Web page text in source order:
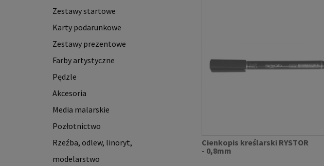
Zestawy startowe
Karty podarunkowe
Zestawy prezentowe
Farby artystyczne
Pędzle
Akcesoria
Media malarskie
Pozłotnictwo
Rzeźba, odlew, linoryt,
modelarstwo
Cienkopis kreślarski RYSTOR
- 0,8mm